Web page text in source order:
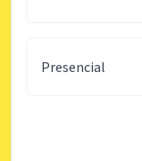
Presencial